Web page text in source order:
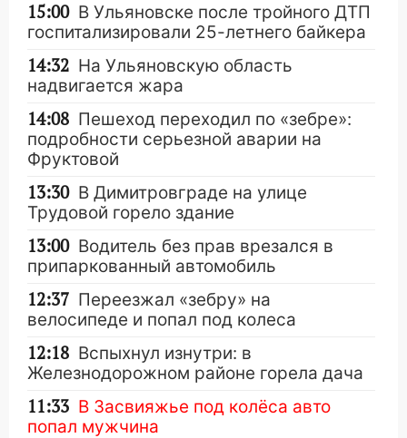
15:00 В Ульяновске после тройного ДТП
госпитализировали 25-летнего байкера
14:32 На Ульяновскую область
надвигается жара
14:08 Пешеход переходил по «зебре»:
подробности серьезной аварии на
Фруктовой
13:30 В Димитровграде на улице
Трудовой горело здание
13:00 Водитель без прав врезался в
припаркованный автомобиль
12:37 Переезжал «зебру» на
велосипеде и попал под колеса
12:18 Вспыхнул изнутри: в
Железнодорожном районе горела дача
11:33 В Засвияжье под колёса авто
попал мужчина